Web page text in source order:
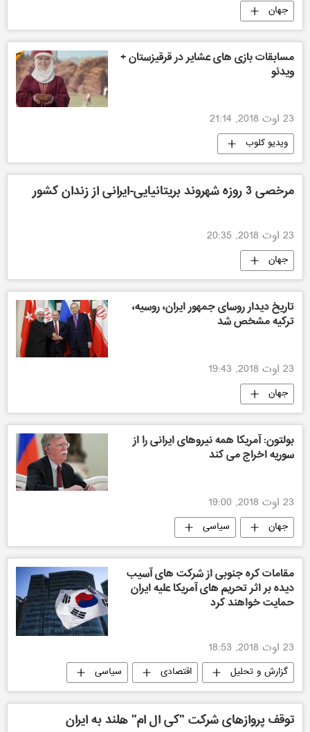
جهان
مسابقات بازی های عشایر در قرقیزستان +
ویدئو
23 اوت 2018, 21:14
ویدیو کلوب
مرخصی 3 روزه شهروند بریتانیایی-ایرانی از زندان کشور
23 اوت 2018, 20:35
جهان
تاریخ دیدار روسای جمهور ایران، روسیه،
ترکیه مشخص شد
23 اوت 2018, 19:43
جهان
بولتون: آمریکا همه نیروهای ایرانی را از
سوریه اخراج می کند
23 اوت 2018, 19:00
جهان سیاسی
مقامات کره جنوبی از شرکت های آسیب
دیده بر اثر تحریم های آمریکا علیه ایران
حمایت خواهند کرد
23 اوت 2018, 18:53
گزارش و تحلیل اقتصادی
سیاسی
جنگ تجاری آمریکا
توقف پروازهای شرکت "کی‌ ال ‌ام" هلند به ایران